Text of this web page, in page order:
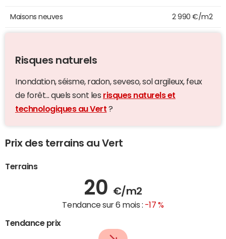
Maisons neuves 2 990 €/m2
Risques naturels
Inondation, séisme, radon, seveso, sol argileux, feux
de forêt... quels sont les risques naturels et
technologiques au Vert ?
Prix des terrains au Vert
Terrains
20 €/m2
Tendance sur 6 mois : -17 %
Tendance prix